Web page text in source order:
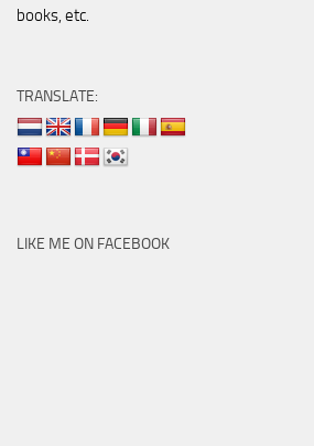
books, etc.
TRANSLATE:
LIKE ME ON FACEBOOK